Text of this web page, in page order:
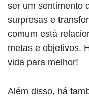
ser um sentimento
surpresas e
comum está
metas e objetivos.
vida para melhor!
Além disso, há